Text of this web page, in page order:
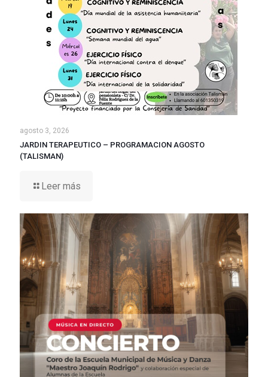
agosto 3, 2026
JARDIN TERAPEUTICO – PROGRAMACION AGOSTO
(TALISMAN)
Leer más